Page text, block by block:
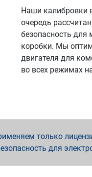
Наши калибровки
очередь
безопасность для
коробки. Мы
двигателя для
во всех режимах
только
для